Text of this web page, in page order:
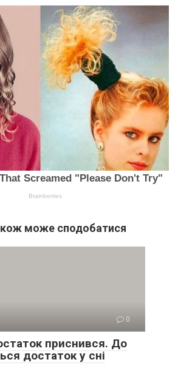
може сподобатися
0
приснився. До
достаток у сні